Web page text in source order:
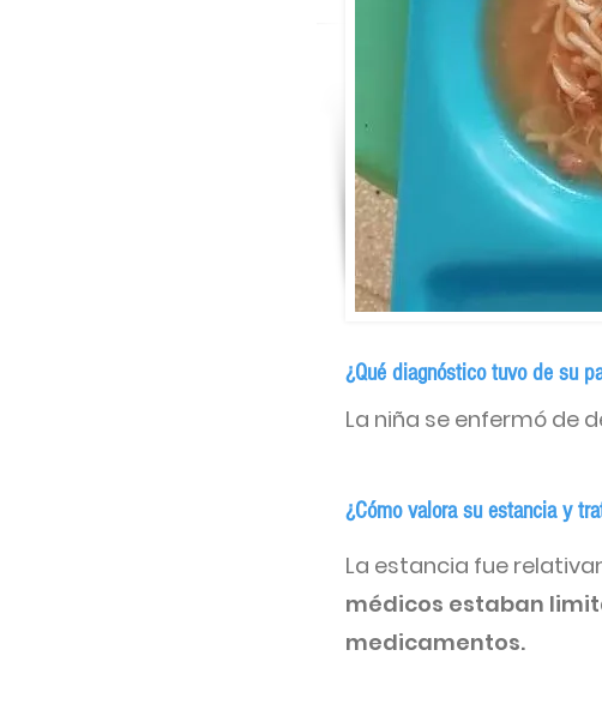
¿Qué diagnóstico tuvo de su
La niña se enfermó de
¿Cómo valora su estancia y
La estancia fue
médicos estaban
medicamentos.